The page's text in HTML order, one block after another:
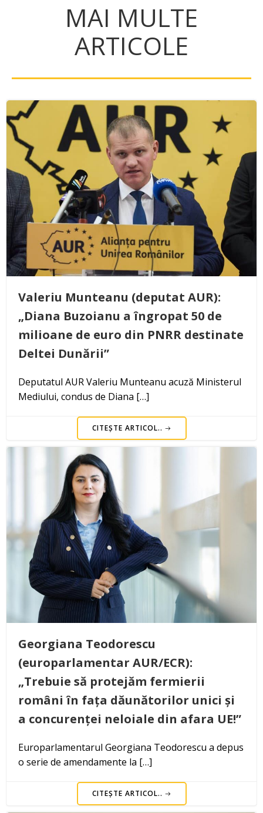
MAI MULTE
ARTICOLE
Valeriu Munteanu (deputat AUR):
„Diana Buzoianu a îngropat 50 de
milioane de euro din PNRR destinate
Deltei Dunării”
Deputatul AUR Valeriu Munteanu acuză Ministerul
Mediului, condus de Diana […]
CITEȘTE ARTICOL..
Georgiana Teodorescu
(europarlamentar AUR/ECR):
„Trebuie să protejăm fermierii
români în fața dăunătorilor unici și
a concurenței neloiale din afara UE!”
Europarlamentarul Georgiana Teodorescu a depus
o serie de amendamente la […]
CITEȘTE ARTICOL..